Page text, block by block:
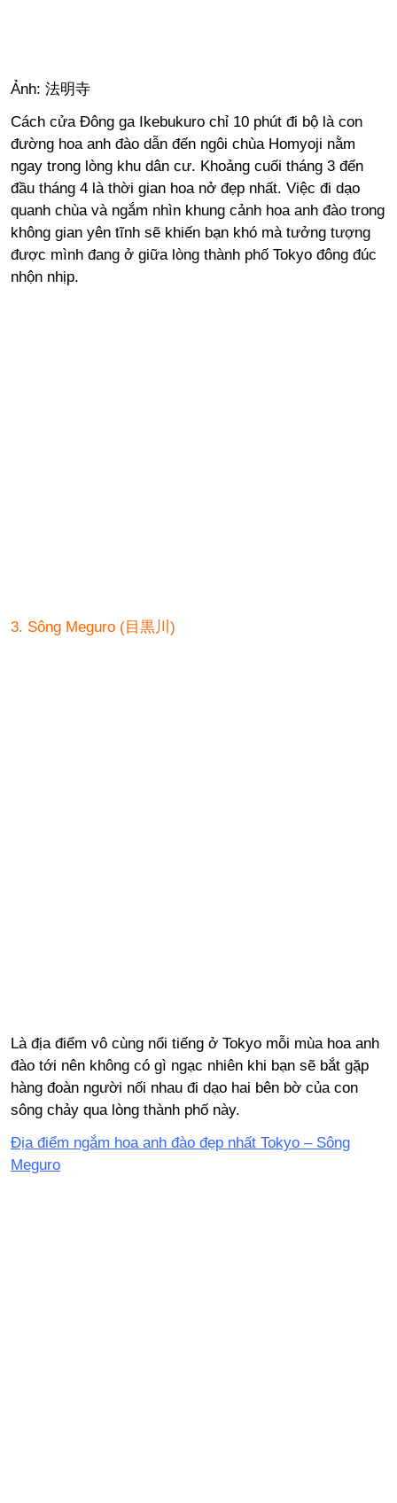
Ảnh: 法明寺
Cách cửa Đông ga Ikebukuro chỉ 10 phút đi bộ là con
đường hoa anh đào dẫn đến ngôi chùa Homyoji nằm
ngay trong lòng khu dân cư. Khoảng cuối tháng 3 đến
đầu tháng 4 là thời gian hoa nở đẹp nhất. Việc đi dạo
quanh chùa và ngắm nhìn khung cảnh hoa anh đào trong
không gian yên tĩnh sẽ khiến bạn khó mà tưởng tượng
được mình đang ở giữa lòng thành phố Tokyo đông đúc
nhộn nhịp.
3. Sông Meguro (目黒川)
Là địa điểm vô cùng nổi tiếng ở Tokyo mỗi mùa hoa anh
đào tới nên không có gì ngạc nhiên khi bạn sẽ bắt gặp
hàng đoàn người nối nhau đi dạo hai bên bờ của con
sông chảy qua lòng thành phố này.
Địa điểm ngắm hoa anh đào đẹp nhất Tokyo – Sông
Meguro